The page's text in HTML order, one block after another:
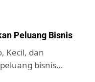
Peluang Bisnis
Kecil, dan
bisnis…